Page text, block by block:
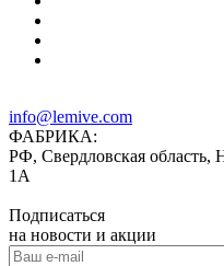
info@lemive.com
ФАБРИКА:
РФ, Свердловская область,
1А
Подписаться
на новости и акции